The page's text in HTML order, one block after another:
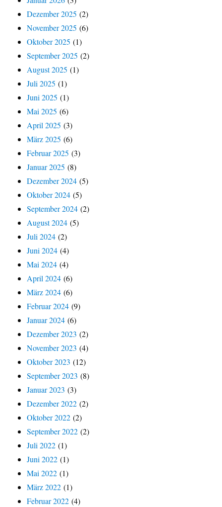
Dezember 2025 (2)
November 2025 (6)
Oktober 2025 (1)
September 2025 (2)
August 2025 (1)
Juli 2025 (1)
Juni 2025 (1)
Mai 2025 (6)
April 2025 (3)
März 2025 (6)
Februar 2025 (3)
Januar 2025 (8)
Dezember 2024 (5)
Oktober 2024 (5)
September 2024 (2)
August 2024 (5)
Juli 2024 (2)
Juni 2024 (4)
Mai 2024 (4)
April 2024 (6)
März 2024 (6)
Februar 2024 (9)
Januar 2024 (6)
Dezember 2023 (2)
November 2023 (4)
Oktober 2023 (12)
September 2023 (8)
Januar 2023 (3)
Dezember 2022 (2)
Oktober 2022 (2)
September 2022 (2)
Juli 2022 (1)
Juni 2022 (1)
Mai 2022 (1)
März 2022 (1)
Februar 2022 (4)